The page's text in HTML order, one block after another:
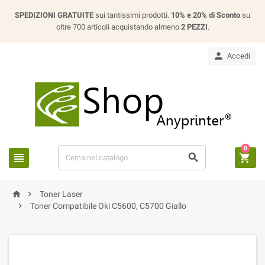
SPEDIZIONI GRATUITE sui tantissimi prodotti. 10% e 20% di Sconto su
oltre 700 articoli acquistando almeno 2 PEZZI.
 Accedi
  
0
 
Toner Laser

Toner Compatibile Oki C5600, C5700 Giallo